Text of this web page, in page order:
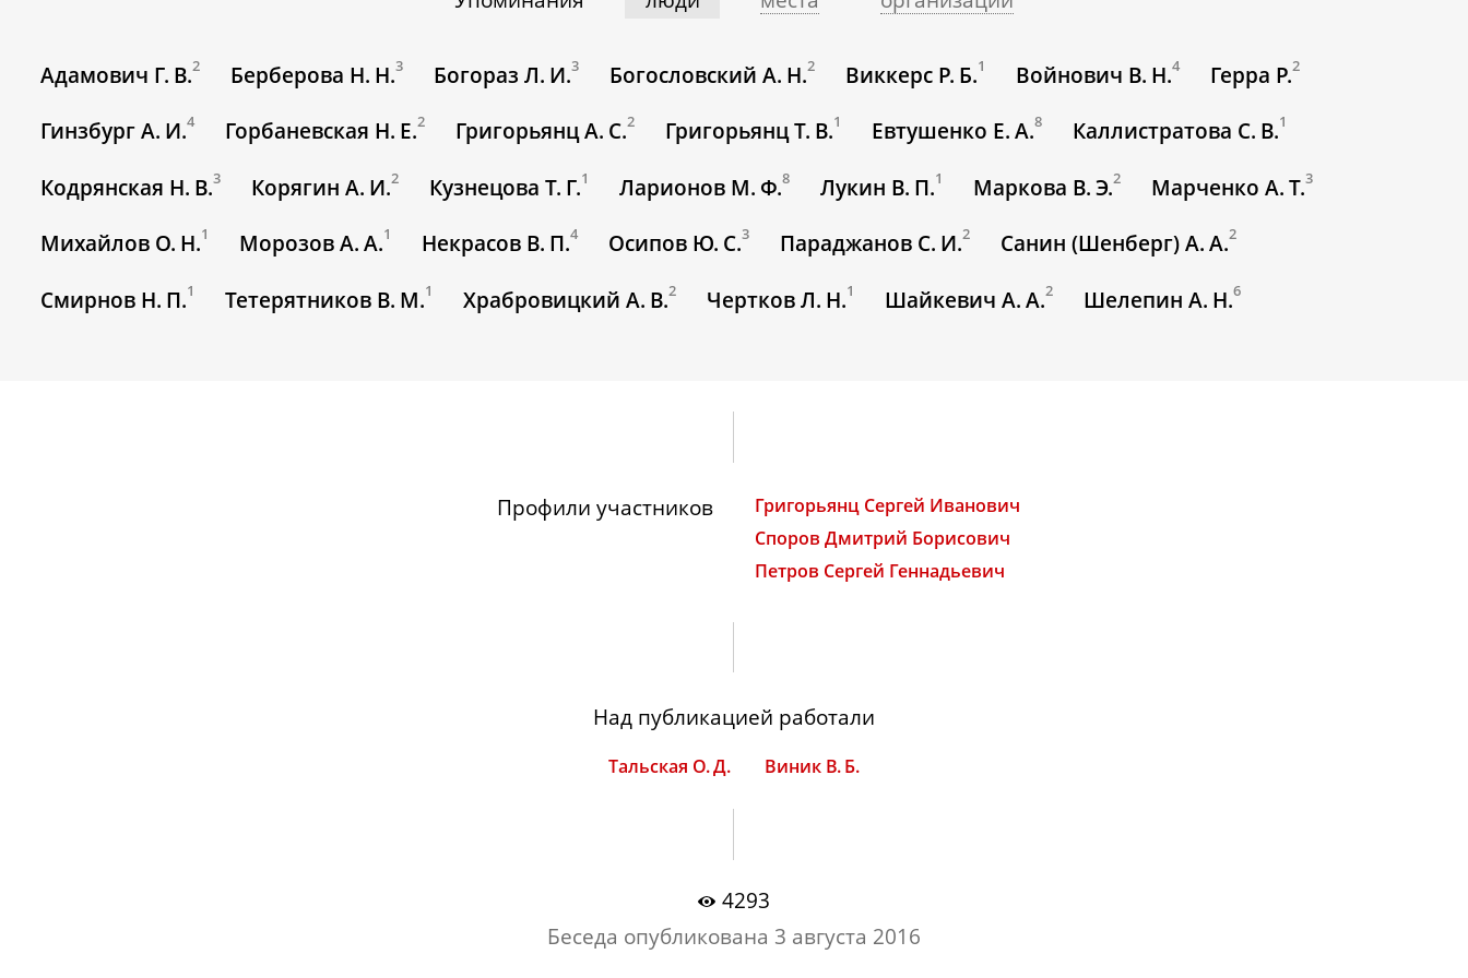
Адамович Г. В.2 Берберова Н. Н.3 Богораз Л. И.3 Богословский А. Н.2 Виккерс Р. Б.1 Войнович В. Н.4 Герра Р.2
Гинзбург А. И.4 Горбаневская Н. Е.2 Григорьянц А. С.2 Григорьянц Т. В.1 Евтушенко Е. А.8 Каллистратова С. В.1
Кодрянская Н. В.3 Корягин А. И.2 Кузнецова Т. Г.1 Ларионов М. Ф.8 Лукин В. П.1 Маркова В. Э.2 Марченко А. Т.3
Михайлов О. Н.1 Морозов А. А.1 Некрасов В. П.4 Осипов Ю. С.3 Параджанов С. И.2 Санин (Шенберг) А. А.2
Смирнов Н. П.1 Тетерятников В. М.1 Храбровицкий А. В.2 Чертков Л. Н.1 Шайкевич А. А.2 Шелепин А. Н.6
Профили участников
Григорьянц Сергей Иванович
Споров Дмитрий Борисович
Петров Сергей Геннадьевич
Над публикацией работали
Тальская О. Д. Виник В. Б.
4293
Беседа опубликована 3 августа 2016